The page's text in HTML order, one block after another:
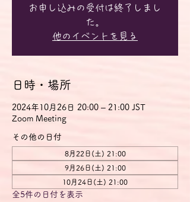
お申し込みの受付は終了しまし
た。
他のイベントを見る
日時・場所
2024年10月26日 20:00 – 21:00 JST
Zoom Meeting
その他の日付
8月22日(土) 21:00
9月26日(土) 21:00
10月24日(土) 21:00
全5件の日付を表示